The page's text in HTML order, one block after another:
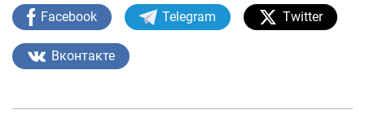
Facebook Telegram Twitter
Вконтакте